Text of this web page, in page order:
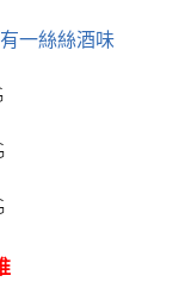
一絲絲酒味